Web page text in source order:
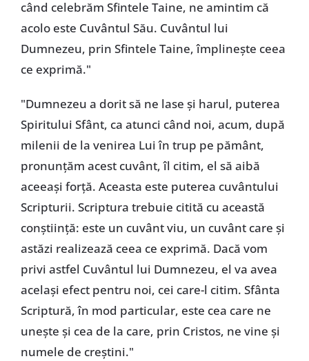
când celebrăm Sfintele Taine, ne amintim că
acolo este Cuvântul Său. Cuvântul lui
Dumnezeu, prin Sfintele Taine, împlinește ceea
ce exprimă."
"Dumnezeu a dorit să ne lase și harul, puterea
Spiritului Sfânt, ca atunci când noi, acum, după
milenii de la venirea Lui în trup pe pământ,
pronunțăm acest cuvânt, îl citim, el să aibă
aceeași forță. Aceasta este puterea cuvântului
Scripturii. Scriptura trebuie citită cu această
conștiință: este un cuvânt viu, un cuvânt care și
astăzi realizează ceea ce exprimă. Dacă vom
privi astfel Cuvântul lui Dumnezeu, el va avea
același efect pentru noi, cei care-l citim. Sfânta
Scriptură, în mod particular, este cea care ne
unește și cea de la care, prin Cristos, ne vine și
numele de creștini."